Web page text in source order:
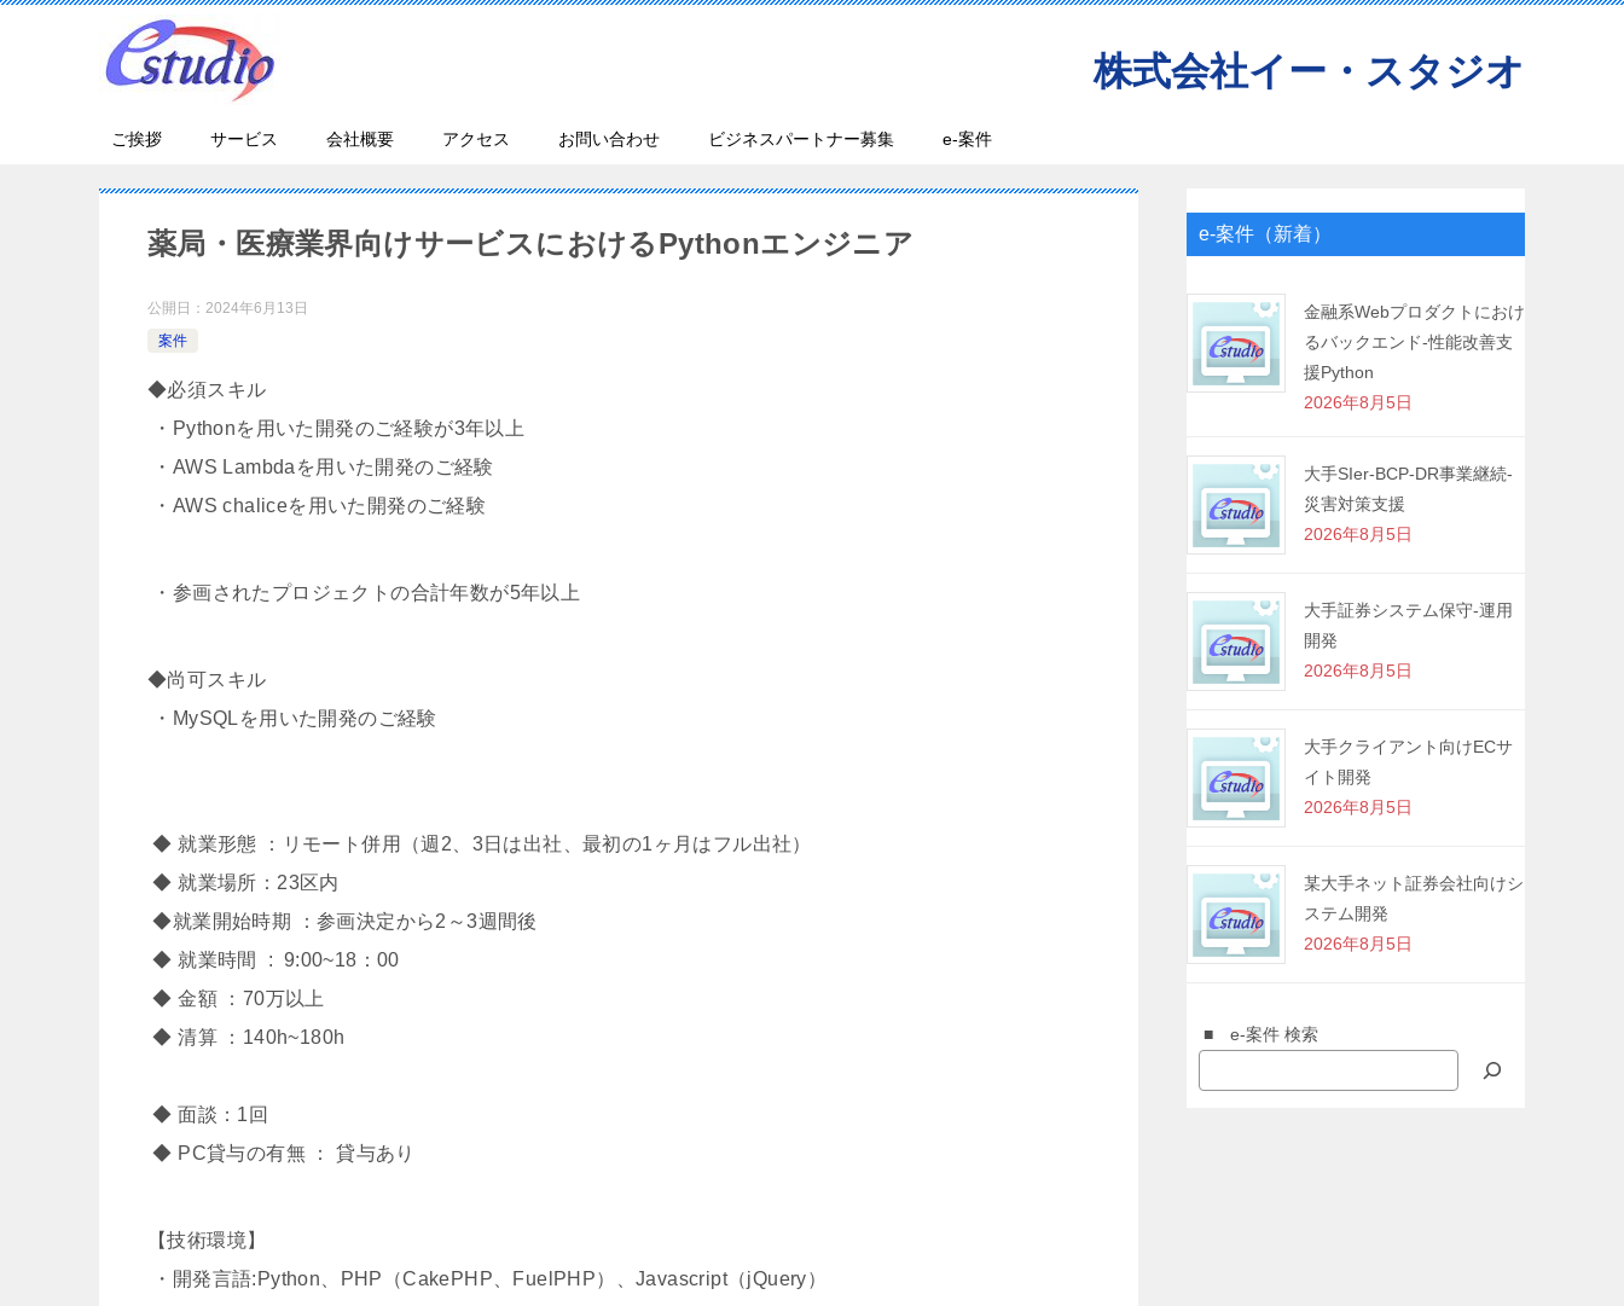
株式会社イー・スタジオ
ご挨拶 サービス 会社概要 アクセス お問い合わせ ビジネスパートナー募集 e-案件
薬局・医療業界向けサービスにおけるPythonエンジニア
公開日： 2024年6月13日
案件
◆必須スキル
・Pythonを用いた開発のご経験が3年以上
・AWS Lambdaを用いた開発のご経験
・AWS chaliceを用いた開発のご経験
・参画されたプロジェクトの合計年数が5年以上
◆尚可スキル
・MySQLを用いた開発のご経験
◆ 就業形態 ：リモート併用（週2、3日は出社、最初の1ヶ月はフル出社）
◆ 就業場所：23区内
◆就業開始時期 ：参画決定から2～3週間後
◆ 就業時間 : 9:00~18：00
◆ 金額 ：70万以上
◆ 清算 ：140h~180h
◆ 面談：1回
◆ PC貸与の有無 ： 貸与あり
【技術環境】
・開発言語:Python、PHP（CakePHP、FuelPHP）、Javascript（jQuery）
e-案件（新着）
金融系Webプロダクトにおけ
るバックエンド-性能改善支
援Python
2026年8月5日
大手SIer-BCP-DR事業継続-
災害対策支援
2026年8月5日
大手証券システム保守-運用
開発
2026年8月5日
大手クライアント向けECサ
イト開発
2026年8月5日
某大手ネット証券会社向けシ
ステム開発
2026年8月5日
■ e-案件 検索